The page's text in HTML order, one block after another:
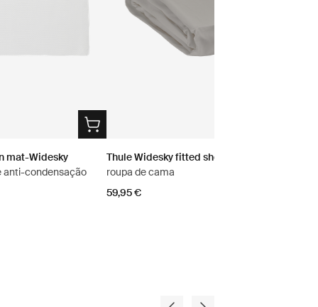
mat-Widesky
anti-condensação
Thule Widesky fitted sheet
roupa de cama
59,95 €